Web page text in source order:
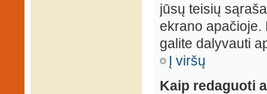
jūsų teisių
ekrano apačioje.
galite dalyvauti
Į viršų
Kaip redaguoti